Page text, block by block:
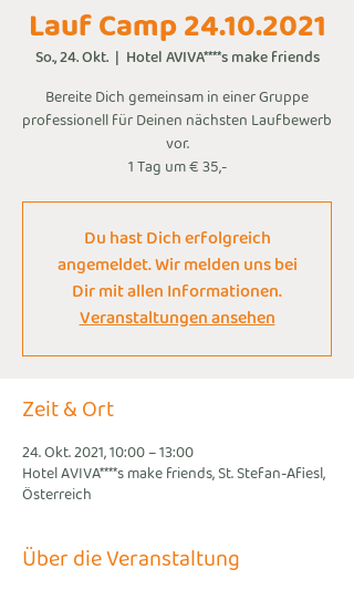
Lauf Camp 24.10.2021
So., 24. Okt.
  |
Hotel AVIVA****s make friends
Bereite Dich gemeinsam in einer Gruppe
professionell für Deinen nächsten Laufbewerb
vor.
1 Tag um € 35,-
Du hast Dich erfolgreich
angemeldet. Wir melden uns bei
Dir mit allen Informationen.
Veranstaltungen ansehen
Zeit & Ort
24. Okt. 2021, 10:00 – 13:00
Hotel AVIVA****s make friends, St. Stefan-Afiesl,
Österreich
Über die Veranstaltung